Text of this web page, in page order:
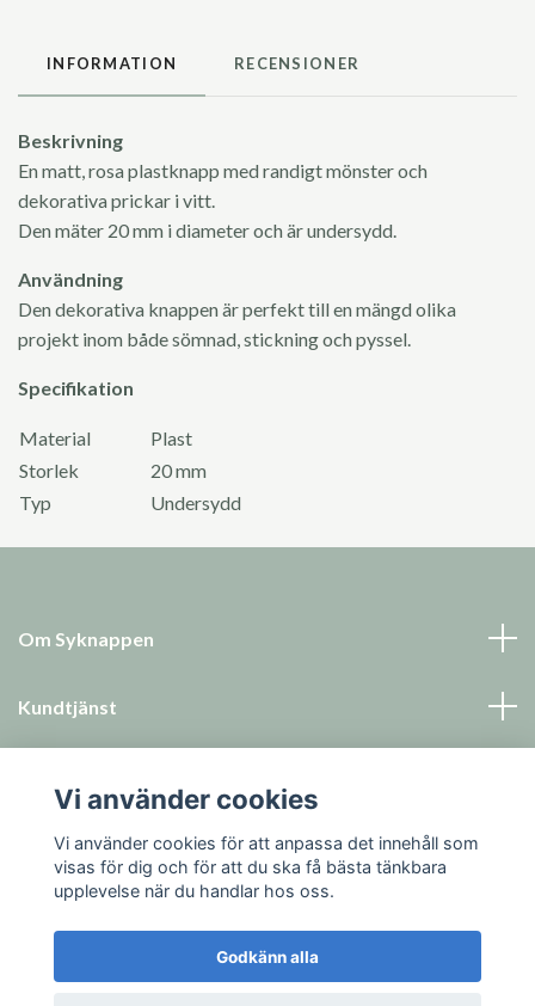
INFORMATION RECENSIONER
Beskrivning
En matt, rosa plastknapp med randigt mönster och
dekorativa prickar i vitt.
Den mäter 20 mm i diameter och är undersydd.
Användning
Den dekorativa knappen är perfekt till en mängd olika
projekt inom både sömnad, stickning och pyssel.
Specifikation
Material
Plast
Storlek
20 mm
Typ
Undersydd
Om Syknappen
Kundtjänst
Sociala medier
Vi använder cookies
Vi använder cookies för att anpassa det innehåll som
visas för dig och för att du ska få bästa tänkbara
upplevelse när du handlar hos oss.
Godkänn alla